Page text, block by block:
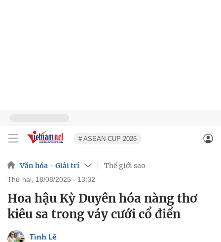
# ASEAN CUP 2026
Văn hóa - Giải trí Thế giới sao
thứ hai, 18/08/2025 - 13:32
Hoa hậu Kỳ Duyên hóa nàng thơ
kiêu sa trong váy cưới cổ điển
Tình Lê